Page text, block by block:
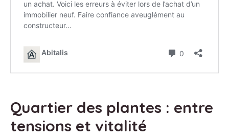
Quartier des plantes : entre
tensions et vitalité